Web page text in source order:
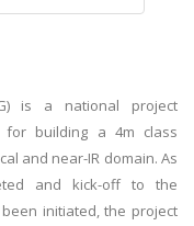
is a national project
for building a 4m class
and near-IR domain. As
and kick-off to the
initiated, the project